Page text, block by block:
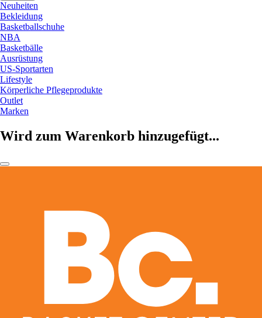
Neuheiten
Bekleidung
Basketballschuhe
NBA
Basketbälle
Ausrüstung
US-Sportarten
Lifestyle
Körperliche Pflegeprodukte
Outlet
Marken
Wird zum Warenkorb hinzugefügt...